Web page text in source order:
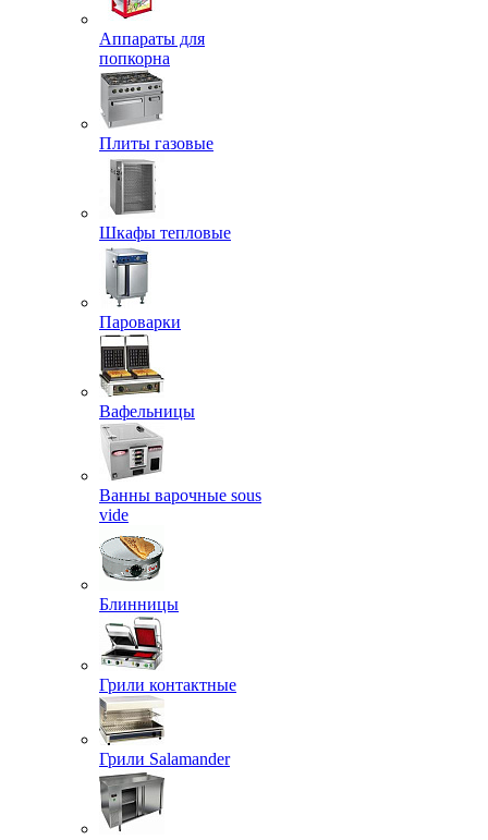
Аппараты для
попкорна
Плиты газовые
Шкафы тепловые
Пароварки
Вафельницы
Ванны варочные sous
vide
Блинницы
Грили контактные
Грили Salamander